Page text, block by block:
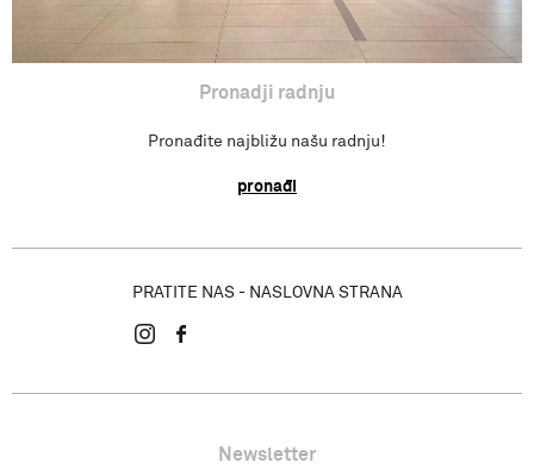
Pronadji radnju
Pronađite najbližu našu radnju!
pronađi
PRATITE NAS - NASLOVNA STRANA
Newsletter